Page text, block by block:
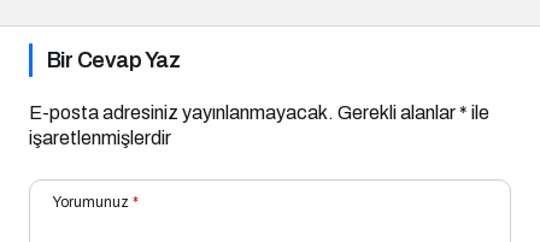
Bir Cevap Yaz
E-posta adresiniz yayınlanmayacak. Gerekli alanlar* ile
işaretlenmişlerdir
Yorumunuz *